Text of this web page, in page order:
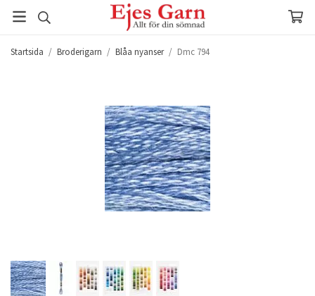
Startsida / Broderigarn / Blåa nyanser / Dmc 794